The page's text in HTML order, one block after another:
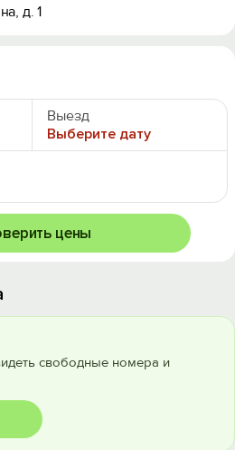
д. 1
Выезд
Выберите дату
цены
свободные номера и